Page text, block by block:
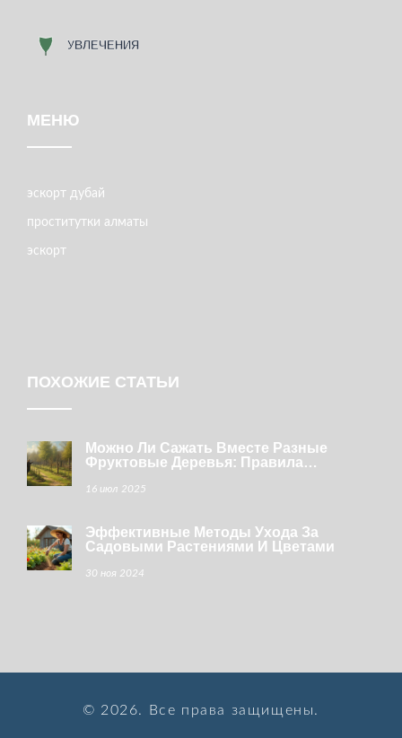
МЕНЮ
эскорт дубай
проститутки алматы
эскорт
ПОХОЖИЕ СТАТЬИ
Можно Ли Сажать Вместе Разные
Фруктовые Деревья: Правила
16 июл 2025
Эффективные Методы Ухода За
Садовыми Растениями И Цветами
30 ноя 2024
© 2026. Все права защищены.